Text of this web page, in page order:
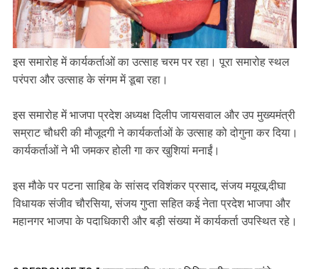
‎इस समारोह में कार्यकर्ताओं का उत्साह चरम पर रहा। पूरा समारोह स्थल
परंपरा और उत्साह के संगम में डूबा रहा।
‎इस समारोह में भाजपा प्रदेश अध्यक्ष दिलीप जायसवाल और उप मुख्यमंत्री
सम्राट चौधरी की मौजूदगी ने कार्यकर्ताओं के उत्साह को दोगुना कर दिया।
कार्यकर्ताओं ने भी जमकर होली गा कर खुशियां मनाईं।
‎इस मौके पर पटना साहिब के सांसद रविशंकर प्रसाद, संजय मयूख,दीघा
विधायक संजीव चौरसिया, संजय गुप्ता सहित कई नेता प्रदेश भाजपा और
महानगर भाजपा के पदाधिकारी और बड़ी संख्या में कार्यकर्ता उपस्थित रहे।